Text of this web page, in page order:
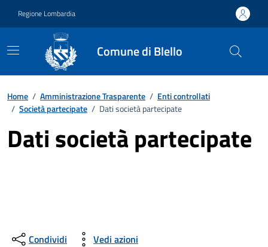
Regione Lombardia
Comune di Blello
Home / Amministrazione Trasparente / Enti controllati
/ Società partecipate / Dati società partecipate
Dati società partecipate
Condividi Vedi azioni